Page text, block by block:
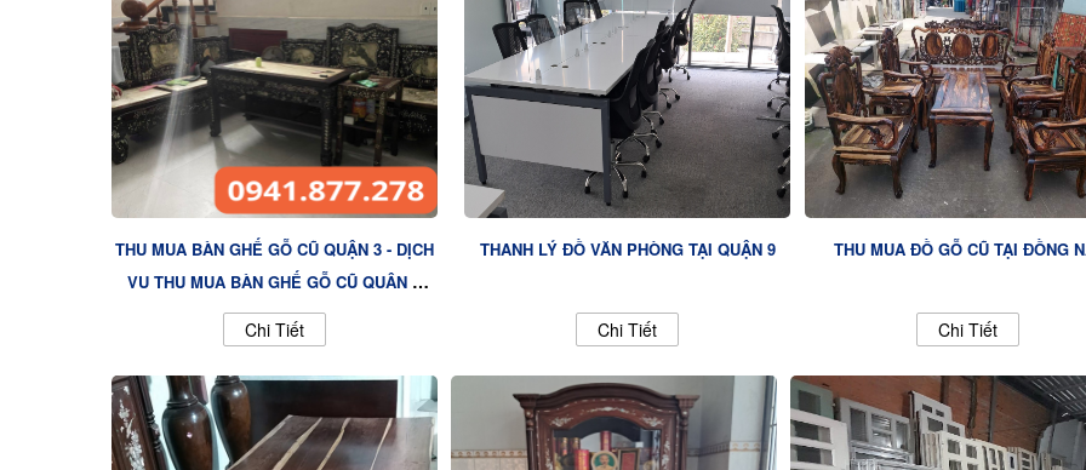
THU MUA BÀN GHẾ GỖ CŨ QUẬN 3 - DỊCH
VỤ THU MUA BÀN GHẾ GỖ CŨ QUẬN 3
TẬN NƠI
Chi Tiết
THANH LÝ ĐỒ VĂN PHÒNG TẠI QUẬN 9
Chi Tiết
THU MUA ĐỒ GỖ CŨ TẠI ĐỒNG
Chi Tiết